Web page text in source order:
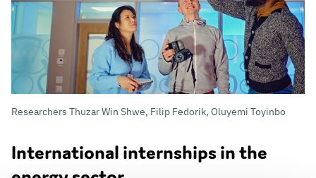
Researchers Thuzar Win Shwe, Filip Fedorik, Oluyemi Toyinbo
International internships in the